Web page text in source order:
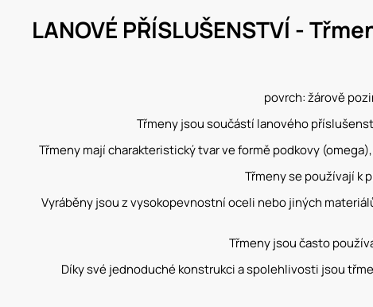
LANOVÉ PŘÍSLUŠENSTVÍ -
povrch: žárově
Třmeny jsou součástí lanového
Třmeny mají charakteristický tvar ve formě podkovy
Třmeny se používají k
Vyráběny jsou z vysokopevnostní oceli nebo jiných
Třmeny jsou často
Díky své jednoduché konstrukci a spolehlivosti jsou